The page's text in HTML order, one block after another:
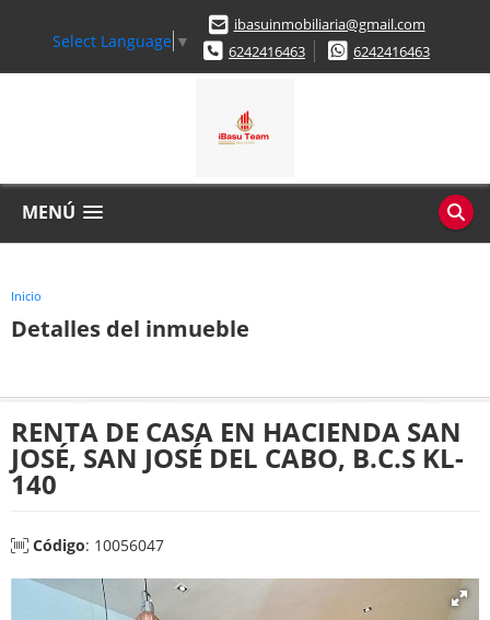
Select Language ▼
ibasuinmobiliaria@gmail.com
6242416463
6242416463
MENÚ
Inicio
Detalles del inmueble
RENTA DE CASA EN HACIENDA SAN
JOSÉ, SAN JOSÉ DEL CABO, B.C.S KL-
140
Código: 10056047